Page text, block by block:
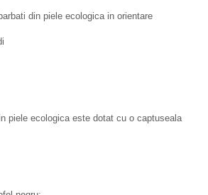
din piele ecologica in orientare
piele ecologica este dotat cu o captuseala